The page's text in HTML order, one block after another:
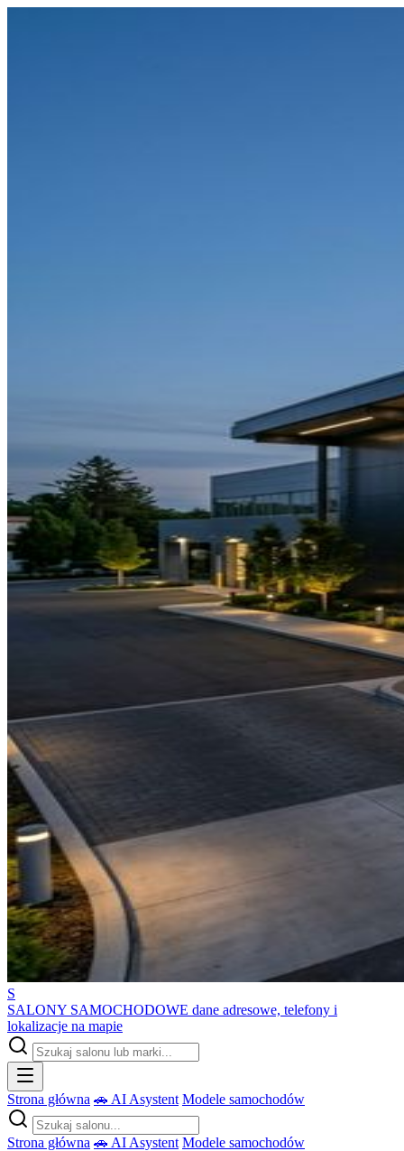
S
SALONY SAMOCHODOWE dane adresowe, telefony i
lokalizacje na mapie
Strona główna 🚗 AI Asystent Modele samochodów
Strona główna 🚗 AI Asystent Modele samochodów